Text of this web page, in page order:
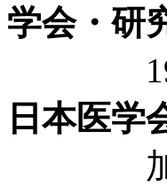
学会・研
日本医学
加盟